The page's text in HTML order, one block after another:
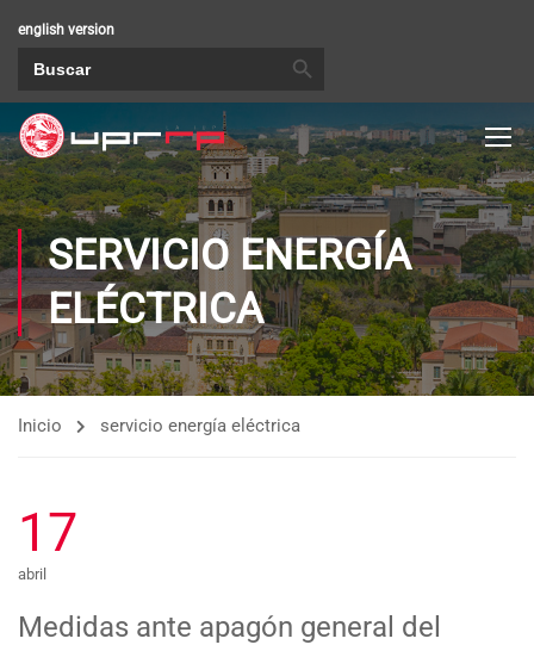
english version
SERVICIO ENERGÍA
ELÉCTRICA
Inicio servicio energía eléctrica
17
abril
Medidas ante apagón general del